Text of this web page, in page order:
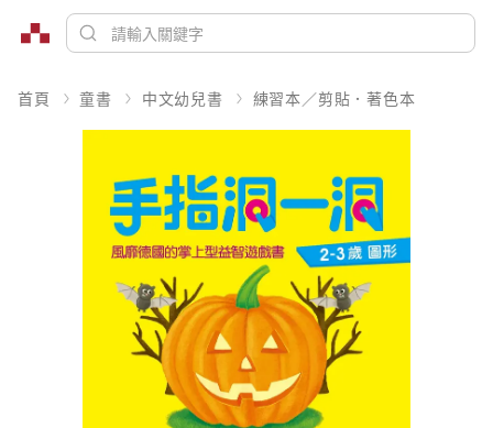
首頁 童書 中文幼兒書 練習本／剪貼．著色本